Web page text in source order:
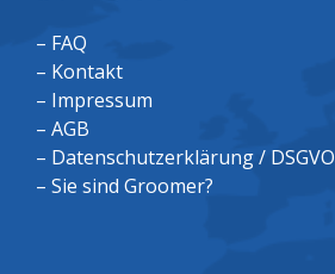
– FAQ
– Kontakt
– Impressum
– AGB
– Datenschutzerklärung / DSGVO
– Sie sind Groomer?